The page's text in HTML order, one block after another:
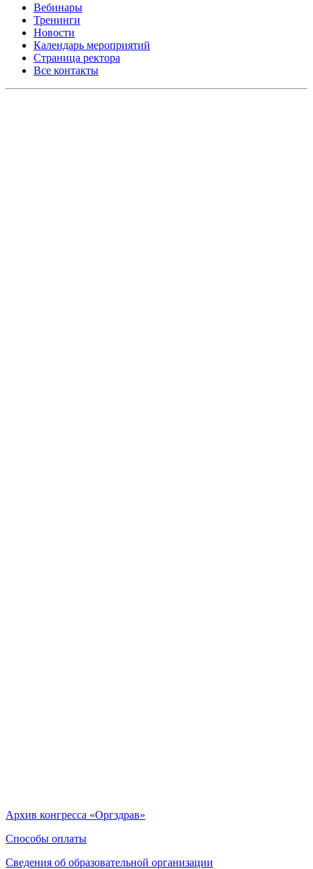
Вебинары
Тренинги
Новости
Календарь мероприятий
Страница ректора
Все контакты
Архив конгресса «Оргздрав»
Способы оплаты
Сведения об образовательной организации